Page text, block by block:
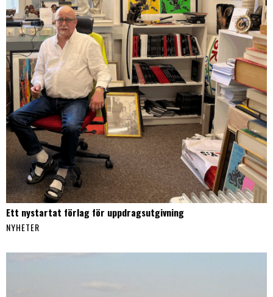
Ett nystartat förlag för uppdragsutgivning
NYHETER